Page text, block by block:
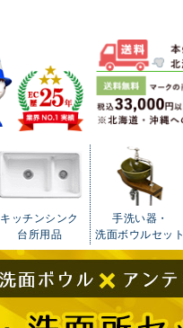
キッチンシンク
台所用品
手洗い器・
洗面ボウルセット